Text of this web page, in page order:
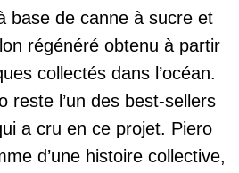
base de canne à sucre et
régénéré obtenu à partir
collectés dans l’océan.
reste l’un des best-sellers
a cru en ce projet. Piero
d’une histoire collective,